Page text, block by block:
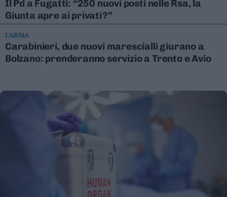
Il Pd a Fugatti: “250 nuovi posti nelle Rsa, la
Giunta apre ai privati?”
L’ARMA
Carabinieri, due nuovi marescialli giurano a
Bolzano: prenderanno servizio a Trento e Avio